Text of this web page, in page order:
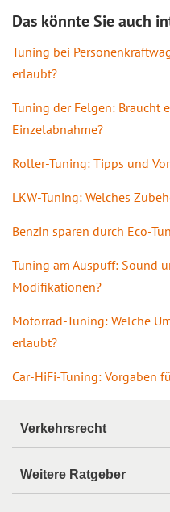
Das könnte Sie auch
Tuning bei
erlaubt?
Tuning der Felgen: Braucht
Einzelabnahme?
Roller-Tuning: Tipps und
LKW-Tuning: Welches
Benzin sparen durch Eco-
Tuning am Auspuff: Sound
Modifikationen?
Motorrad-Tuning: Welche
erlaubt?
Car-HiFi-Tuning: Vorgaben
Verkehrsrecht
Weitere Ratgeber